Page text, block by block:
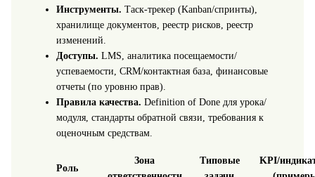
Инструменты. Таск-трекер (Kanban/спринты),
хранилище документов, реестр рисков, реестр
изменений.
Доступы. LMS, аналитика посещаемости/
успеваемости, CRM/контактная база, финансовые
отчеты (по уровню прав).
Правила качества. Definition of Done для урока/
модуля, стандарты обратной связи, требования к
оценочным средствам.
Роль
Зона
Типовые
KPI/